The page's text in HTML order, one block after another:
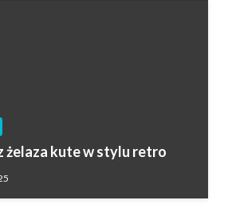
żelaza kute w stylu retro